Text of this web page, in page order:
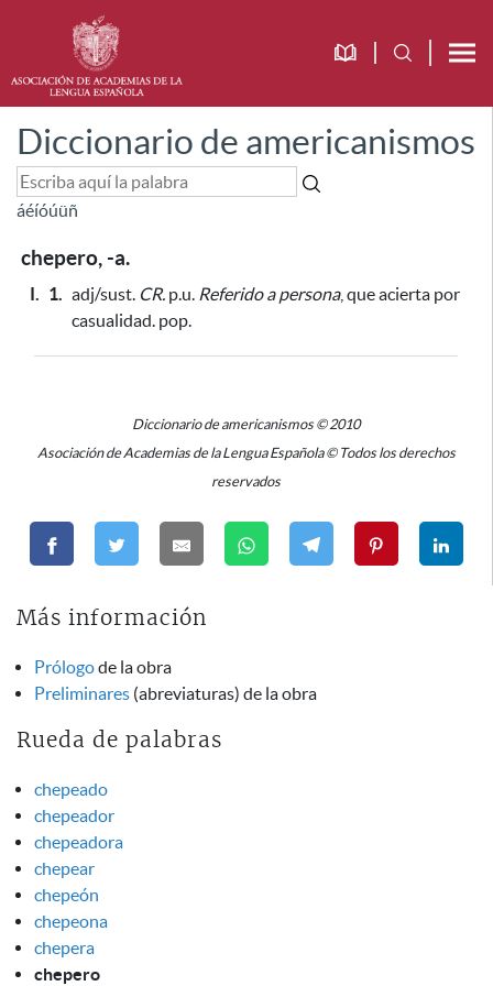
Diccionario de americanismos
áéíóúüñ
chepero, -a.
I. 1. adj/sust. CR. p.u. Referido a persona, que acierta por
casualidad. pop.
Diccionario de americanismos © 2010
Asociación de Academias de la Lengua Española © Todos los derechos
reservados
Más información
Prólogode la obra
Preliminares (abreviaturas) de la obra
Rueda de palabras
chepeado
chepeador
chepeadora
chepear
chepeón
chepeona
chepera
chepero